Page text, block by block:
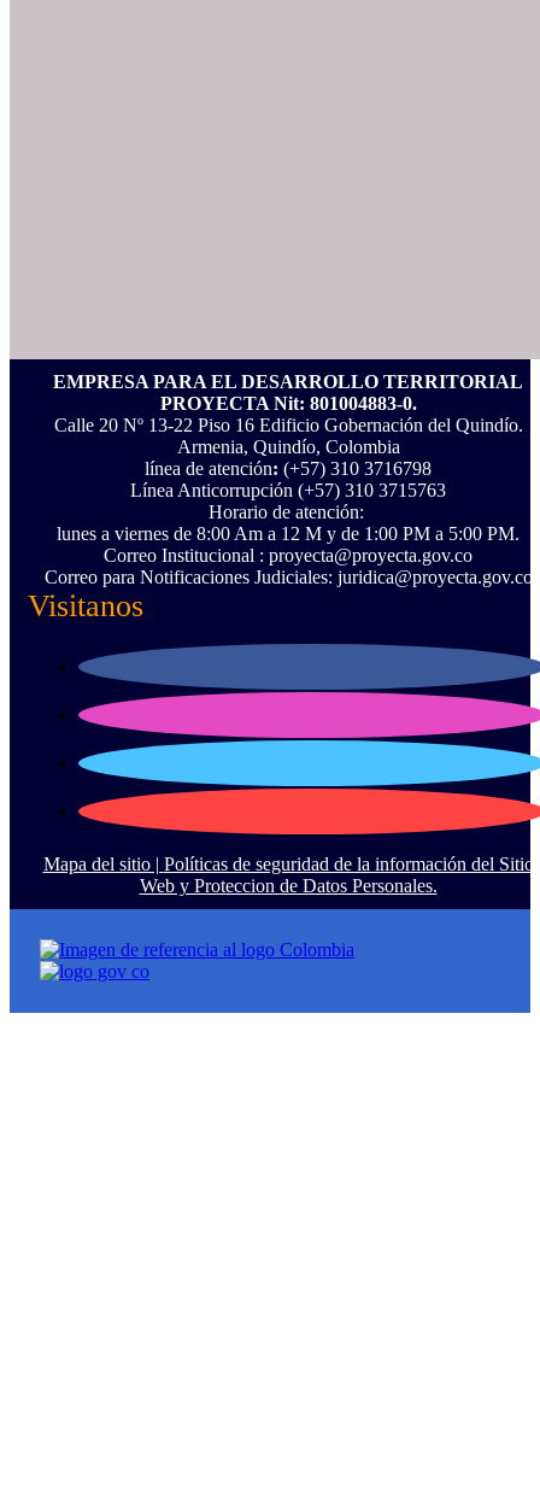
EMPRESA PARA EL DESARROLLO TERRITORIAL
PROYECTA Nit: 801004883-0.
Calle 20 Nº 13-22 Piso 16 Edificio Gobernación del Quindío.
Armenia, Quindío, Colombia
línea de atención: (+57) 310 3716798
Línea Anticorrupción ‪(+57) 310 3715763‬
Horario de atención:
lunes a viernes de 8:00 Am a 12 M y de 1:00 PM a 5:00 PM.
Correo Institucional : proyecta@proyecta.gov.co
Correo para Notificaciones Judiciales: juridica@proyecta.gov.co
Visitanos
Mapa del sitio | Políticas de seguridad de la información del Sitio
Web y Proteccion de Datos Personales.